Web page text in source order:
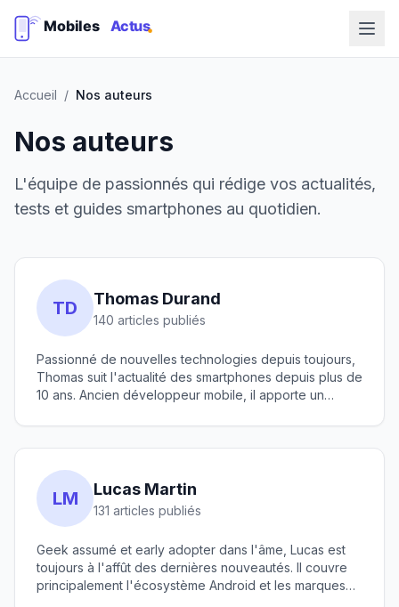
Accueil / Nos auteurs
Nos auteurs
L'équipe de passionnés qui rédige vos actualités,
tests et guides smartphones au quotidien.
TD Thomas Durand
140 articles publiés
Passionné de nouvelles technologies depuis toujours,
Thomas suit l'actualité des smartphones depuis plus de
10 ans. Ancien développeur mobile, il apporte un
marché. Quand il ne teste pas le dernier flagship, vous
le trouverez probablement en train de bidouiller une
LM Lucas Martin
131 articles publiés
Geek assumé et early adopter dans l'âme, Lucas est
toujours à l'affût des dernières nouveautés. Il couvre
principalement l'écosystème Android et les marques